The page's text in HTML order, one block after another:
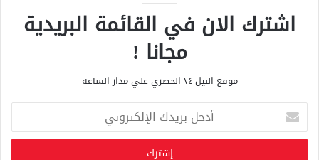
اشترك الان في القائمة البريدية
مجانا !
موقع النيل ٢٤ الحصري علي مدار الساعة
خ